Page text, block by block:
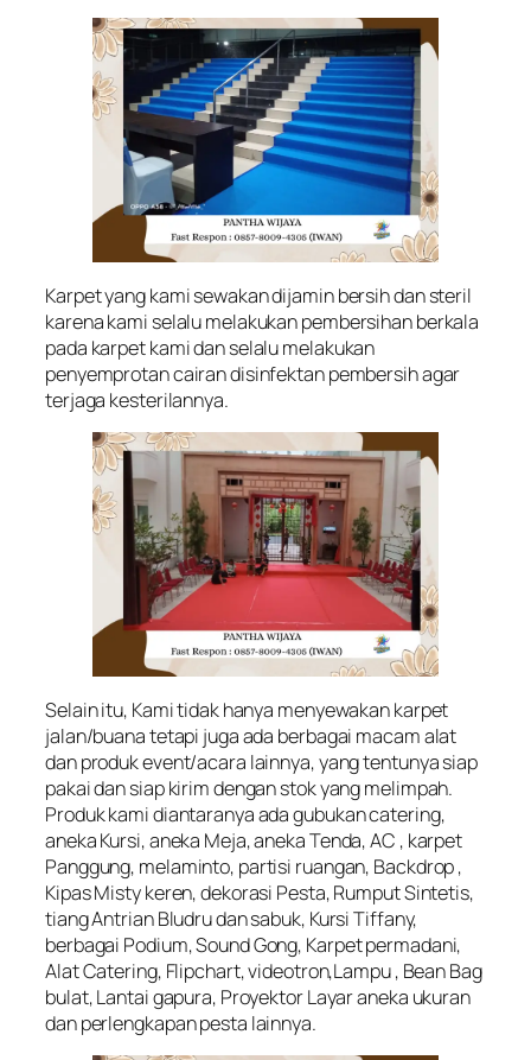
Karpet yang kami sewakan dijamin bersih dan steril
karena kami selalu melakukan pembersihan berkala
pada karpet kami dan selalu melakukan
penyemprotan cairan disinfektan pembersih agar
terjaga kesterilannya.
Selain itu, Kami tidak hanya menyewakan karpet
jalan/buana tetapi juga ada berbagai macam alat
dan produk event/acara lainnya, yang tentunya siap
pakai dan siap kirim dengan stok yang melimpah.
Produk kami diantaranya ada gubukan catering,
aneka Kursi, aneka Meja, aneka Tenda, AC , karpet
Panggung, melaminto, partisi ruangan, Backdrop ,
Kipas Misty keren, dekorasi Pesta, Rumput Sintetis,
tiang Antrian Bludru dan sabuk, Kursi Tiffany,
berbagai Podium, Sound Gong, Karpet permadani,
Alat Catering, Flipchart, videotron,Lampu , Bean Bag
bulat, Lantai gapura, Proyektor Layar aneka ukuran
dan perlengkapan pesta lainnya.